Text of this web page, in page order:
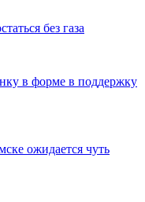
без газа
в форме в поддержку
ожидается чуть